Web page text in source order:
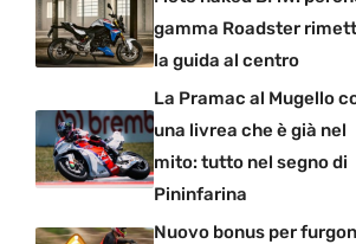
gamma Roadster
la guida al centro
La Pramac al Mugello
una livrea che è già nel
mito: tutto nel segno di
Pininfarina
Nuovo bonus per